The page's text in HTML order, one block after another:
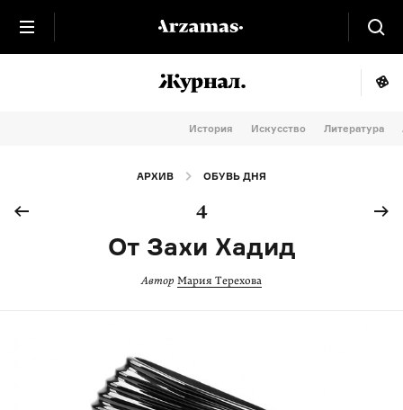
История Искусство Литература
АРХИВ ОБУВЬ ДНЯ
4
От Захи Хадид
Автор Мария Терехова